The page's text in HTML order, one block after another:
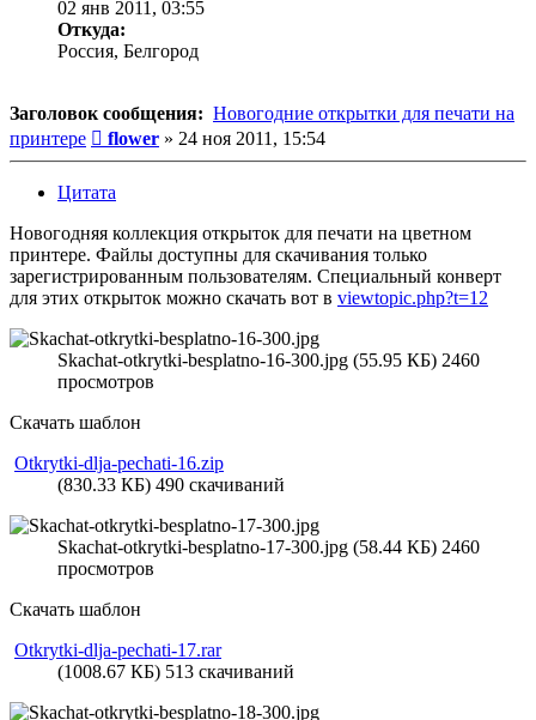
02 янв 2011, 03:55
Откуда:
Россия, Белгород
Заголовок сообщения: Новогодние открытки для печати на
принтере
Сообщение
flower » 24 ноя 2011, 15:54
Цитата
Новогодняя коллекция открыток для печати на цветном
принтере. Файлы доступны для скачивания только
зарегистрированным пользователям. Специальный конверт
для этих открыток можно скачать вот в viewtopic.php?t=12
Skachat-otkrytki-besplatno-16-300.jpg (55.95 КБ) 2460
просмотров
Скачать шаблон
Otkrytki-dlja-pechati-16.zip
(830.33 КБ) 490 скачиваний
Skachat-otkrytki-besplatno-17-300.jpg (58.44 КБ) 2460
просмотров
Скачать шаблон
Otkrytki-dlja-pechati-17.rar
(1008.67 КБ) 513 скачиваний